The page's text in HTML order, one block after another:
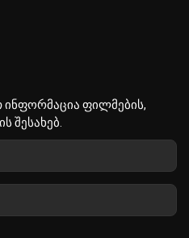
ფილმების,
შესახებ.